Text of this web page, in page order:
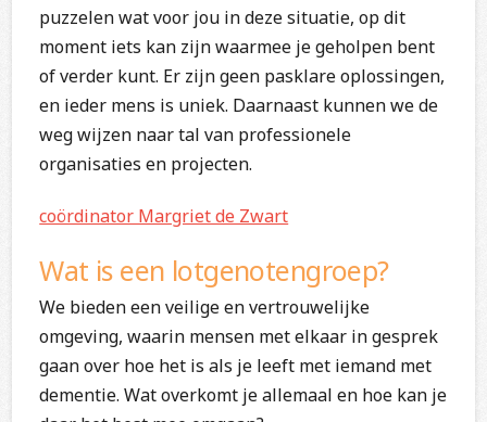
puzzelen wat voor jou in deze situatie, op dit
moment iets kan zijn waarmee je geholpen bent
of verder kunt. Er zijn geen pasklare oplossingen,
en ieder mens is uniek. Daarnaast kunnen we de
weg wijzen naar tal van professionele
organisaties en projecten.
coördinator Margriet de Zwart
Wat is een lotgenotengroep?
We bieden een veilige en vertrouwelijke
omgeving, waarin mensen met elkaar in gesprek
gaan over hoe het is als je leeft met iemand met
dementie. Wat overkomt je allemaal en hoe kan je